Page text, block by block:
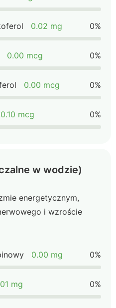
0.02 mg 0%
0.00 mcg 0%
0.00 mcg 0%
0.10 mcg 0%
w wodzie)
energetycznym,
i wzroście
0.00 mg 0%
mg 0%